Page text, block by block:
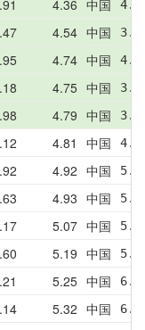
4.36 中国
4.54 中国
4.74 中国
4.75 中国
4.79 中国
4.81 中国
4.92 中国
4.93 中国
5.07 中国
5.19 中国
5.25 中国
5.32 中国